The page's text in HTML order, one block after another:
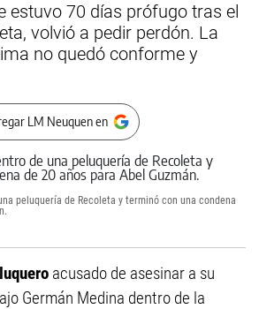
estuvo 70 días prófugo tras el
volvió a pedir perdón. La
no quedó conforme y
LM Neuquen en
peluquería de Recoleta y terminó con una condena
acusado de asesinar a su
Germán Medina dentro de la